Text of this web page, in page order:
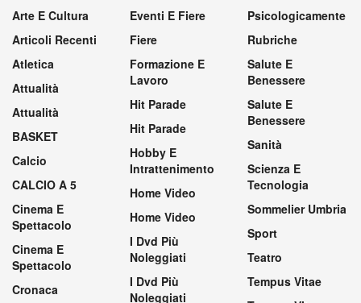
Arte E Cultura
Articoli Recenti
Atletica
Attualità
Attualità
BASKET
Calcio
CALCIO A 5
Cinema E
Spettacolo
Cinema E
Spettacolo
Cronaca
Eventi E Fiere
Fiere
Formazione E
Lavoro
Hit Parade
Hit Parade
Hobby E
Intrattenimento
Home Video
Home Video
I Dvd Più
Noleggiati
I Dvd Più
Noleggiati
Psicologicamente
Rubriche
Salute E
Benessere
Salute E
Benessere
Sanità
Scienza E
Tecnologia
Sommelier Umbria
Sport
Teatro
Tempus Vitae